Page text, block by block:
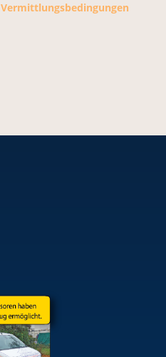
Vermittlungsbedingungen